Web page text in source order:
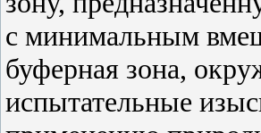
с минимальным
буферная зона,
испытательные